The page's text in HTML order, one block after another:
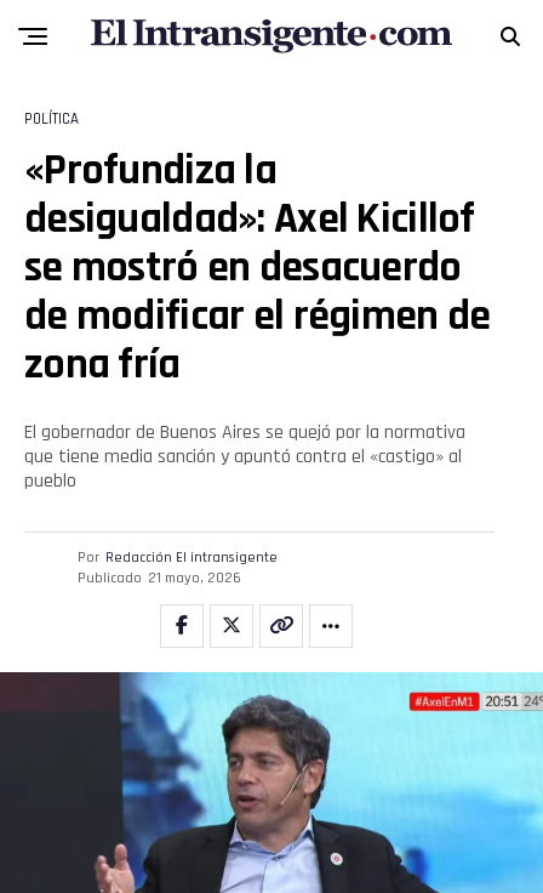
POLÍTICA
«Profundiza la
desigualdad»: Axel Kicillof
se mostró en desacuerdo
de modificar el régimen de
zona fría
El gobernador de Buenos Aires se quejó por la normativa
que tiene media sanción y apuntó contra el «castigo» al
pueblo
Por Redacción El intransigente
Publicado 21 mayo, 2026